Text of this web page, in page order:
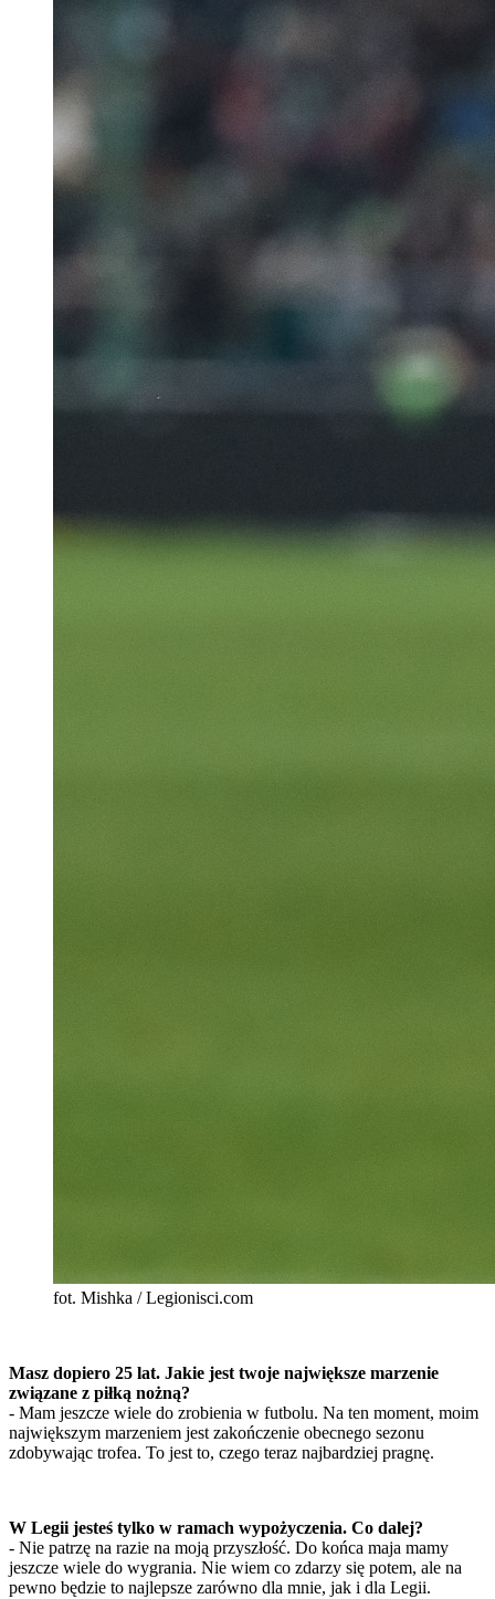
fot. Mishka / Legionisci.com
Masz dopiero 25 lat. Jakie jest twoje największe marzenie
związane z piłką nożną?
- Mam jeszcze wiele do zrobienia w futbolu. Na ten moment, moim
największym marzeniem jest zakończenie obecnego sezonu
zdobywając trofea. To jest to, czego teraz najbardziej pragnę.
W Legii jesteś tylko w ramach wypożyczenia. Co dalej?
- Nie patrzę na razie na moją przyszłość. Do końca maja mamy
jeszcze wiele do wygrania. Nie wiem co zdarzy się potem, ale na
pewno będzie to najlepsze zarówno dla mnie, jak i dla Legii.